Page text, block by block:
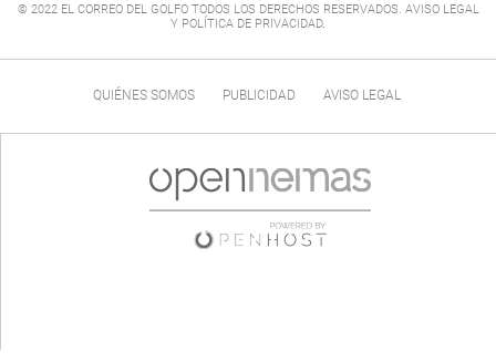
© 2022 EL CORREO DEL GOLFO TODOS LOS DERECHOS RESERVADOS. AVISO LEGAL
Y POLÍTICA DE PRIVACIDAD.
QUIÉNES SOMOS PUBLICIDAD AVISO LEGAL